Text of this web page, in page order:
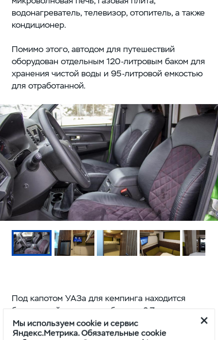
водонагреватель, телевизор, отопитель, а также
кондиционер.
Помимо этого, автодом для путешествий
оборудован отдельным 120-литровым баком для
хранения чистой воды и 95-литровой емкостью
для отработанной.
Под капотом УАЗа для кемпинга находится
бензиновый двигатель объемом 2,7 литра,
выдающий 150 лошадиных сил. Мотор работает
в паре с механической коробкой передач и
Мы используем cookie и сервис
Яндекс.Метрика. Обязательные cookie